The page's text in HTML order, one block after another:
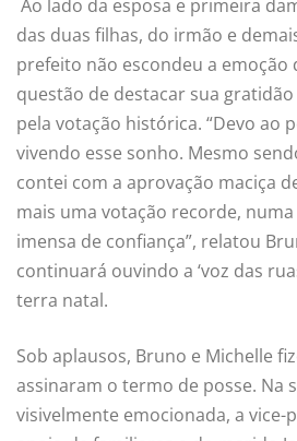
Ao lado da esposa e primeira
das duas filhas, do irmão e
prefeito não escondeu a emoção
questão de destacar sua
pela votação histórica. “Devo ao
vivendo esse sonho. Mesmo
contei com a aprovação maciça
mais uma votação recorde,
imensa de confiança”, relatou
continuará ouvindo a ‘voz das
terra natal.
Sob aplausos, Bruno e Michelle
assinaram o termo de posse. Na
visivelmente emocionada, a vice-